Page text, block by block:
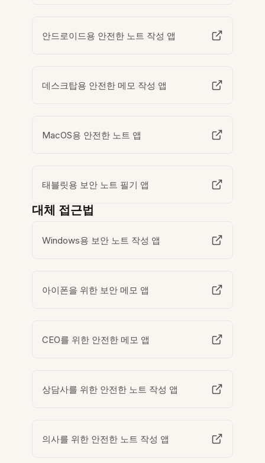
안드로이드용 안전한 노트 작성 앱
데스크탑용 안전한 메모 작성 앱
MacOS용 안전한 노트 앱
태블릿용 보안 노트 필기 앱
대체 접근법
Windows용 보안 노트 작성 앱
아이폰을 위한 보안 메모 앱
CEO를 위한 안전한 메모 앱
상담사를 위한 안전한 노트 작성 앱
의사를 위한 안전한 노트 작성 앱